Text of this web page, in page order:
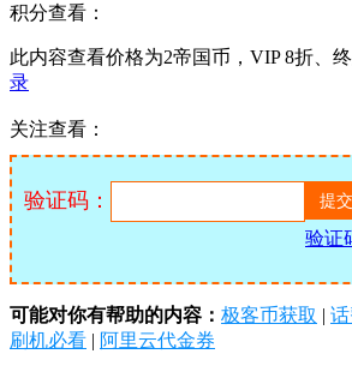
积分查看：
此内容查看价格为2帝国币，VIP 8折、
录
关注查看：
验证码：
验证
可能对你有帮助的内容： 极客币获取 |
刷机必看 | 阿里云代金券